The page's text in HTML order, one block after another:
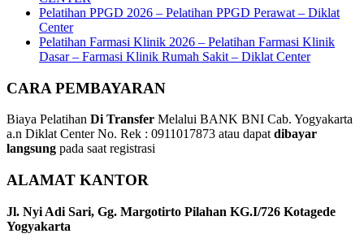
Pelatihan PPGD 2026 – Pelatihan PPGD Perawat – Diklat
Center
Pelatihan Farmasi Klinik 2026 – Pelatihan Farmasi Klinik
Dasar – Farmasi Klinik Rumah Sakit – Diklat Center
CARA PEMBAYARAN
Biaya Pelatihan Di Transfer Melalui BANK BNI Cab. Yogyakarta
a.n Diklat Center No. Rek : 0911017873 atau dapatdibayar
langsung pada saat registrasi
ALAMAT KANTOR
Jl. Nyi Adi Sari, Gg. Margotirto Pilahan KG.I/726 Kotagede
Yogyakarta